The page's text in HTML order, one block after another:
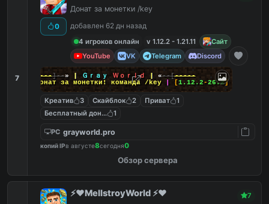
7
0
Донат за монетки /key
добавлен 62 дн назад
4 игроков онлайн
v 1.12.2 - 1.21.11
Сайт
YouTube
VK Telegram Discord
-----]--» Ｇｒａｙ Ｗｏｒｌｄ «--[-----
Донат за монетки! команда /key | [1.12.2-26.2]
Креатив 3 Скайблок 2 Приват
1
Бесплатный донат 1
PC grayworld.pro
копий IPв августе8сегодня0
Обзор сервера
⚡️❤️MellstroyWorld ⚡️❤️ 7